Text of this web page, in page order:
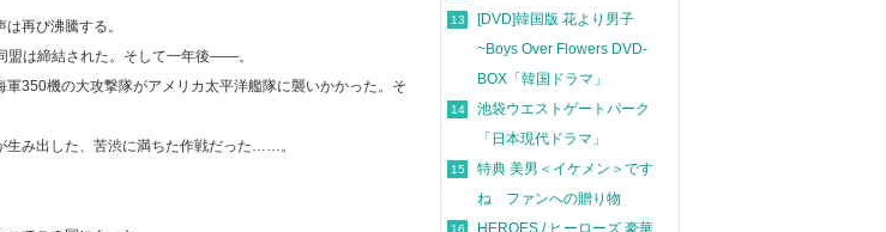
再び沸騰する。
盟は締結された。そして一年後――。
350機の大攻撃隊がアメリカ太平洋艦隊に襲いかかった。そ
生み出した、苦渋に満ちた作戦だった……。
13
[DVD]韓国版 花より男子
~Boys Over Flowers DVD-
BOX「韓国ドラマ」
14
池袋ウエストゲートパーク
「日本現代ドラマ」
15
特典 美男＜イケメン＞です
ね ファンへの贈り物
16
HEROES / ヒーローズ 豪華